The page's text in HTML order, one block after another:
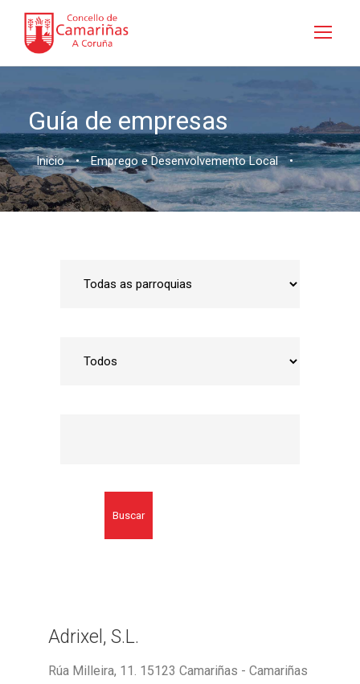
Guía de empresas
Inicio • Emprego e Desenvolvemento Local •
Buscar
Adrixel, S.L.
Rúa Milleira, 11. 15123 Camariñas - Camariñas